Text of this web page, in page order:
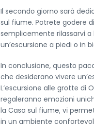
Il secondo giorno sarà
sul fiume. Potrete godere
semplicemente rilassarvi
un’escursione a piedi o in
In conclusione, questo
che desiderano vivere
L’escursione alle grotte di
regaleranno emozioni
la Casa sul fiume, vi
in un ambiente